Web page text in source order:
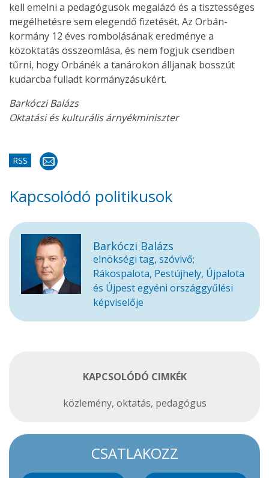
kell emelni a pedagógusok megalázó és a tisztességes
megélhetésre sem elegendő fizetését. Az Orbán-
kormány 12 éves rombolásának eredménye a
közoktatás összeomlása, és nem fogjuk csendben
tűrni, hogy Orbánék a tanárokon álljanak bosszút
kudarcba fulladt kormányzásukért.
Barkóczi Balázs
Oktatási és kulturális árnyékminiszter
RSS
Kapcsolódó politikusok
Barkóczi Balázs
elnökségi tag, szóvivő;
Rákospalota, Pestújhely, Újpalota
és Újpest egyéni országgyűlési
képviselője
KAPCSOLÓDÓ CIMKÉK
közlemény, oktatás, pedagógus
CSATLAKOZZ